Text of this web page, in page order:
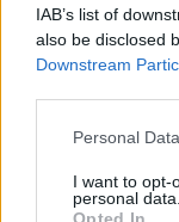
IAB’s list of
also be disclosed
Downstream
Personal
I want to opt-
personal data.